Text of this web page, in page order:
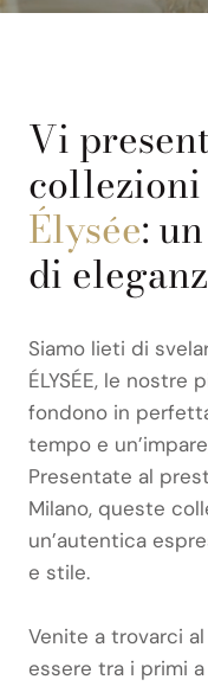
Vi
collezioni
Élysée:
di
Siamo lieti di
ÉLYSÉE, le nostre
fondono in
tempo e
Presentate al
Milano, queste
un’autentica
e stile.
Venite a trovarci al
essere tra i primi